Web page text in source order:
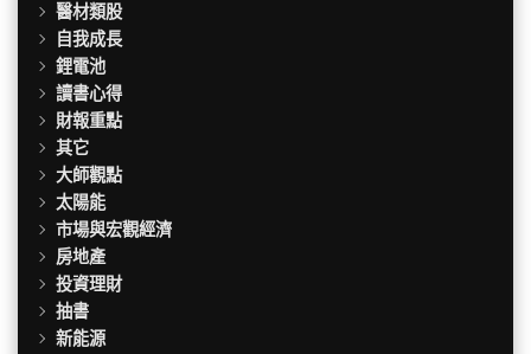
醫材類股
自我成長
鋰電池
讀書心得
財報重點
其它
大師觀點
太陽能
市場與宏觀經濟
房地產
投資理財
抽書
新能源